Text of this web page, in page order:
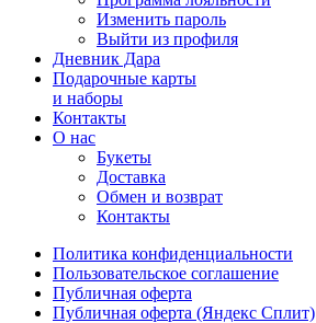
Изменить пароль
Выйти из профиля
Дневник Дара
Подарочные карты
и наборы
Контакты
О нас
Букеты
Доставка
Обмен и возврат
Контакты
Политика конфиденциальности
Пользовательское соглашение
Публичная оферта
Публичная оферта (Яндекс Сплит)